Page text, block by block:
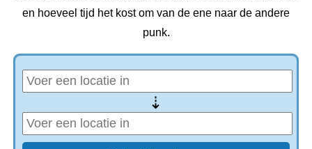
en hoeveel tijd het kost om van de ene naar de andere
punk.
⇢